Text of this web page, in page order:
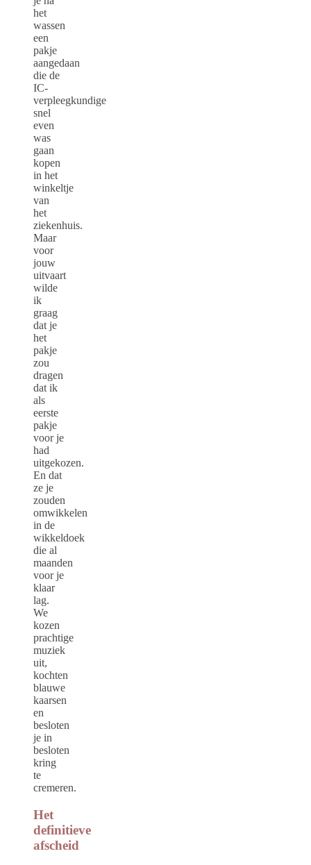
het
wassen
een
pakje
aangedaan
die de
IC-
verpleegkundige
snel
even
was
gaan
kopen
in het
winkeltje
van
het
ziekenhuis.
Maar
voor
jouw
uitvaart
wilde
ik
graag
dat je
het
pakje
zou
dragen
dat ik
als
eerste
pakje
voor je
had
uitgekozen.
En dat
ze je
zouden
omwikkelen
in de
wikkeldoek
die al
maanden
voor je
klaar
lag.
We
kozen
prachtige
muziek
uit,
kochten
blauwe
kaarsen
en
besloten
je in
besloten
kring
te
cremeren.
Het
definitieve
afscheid